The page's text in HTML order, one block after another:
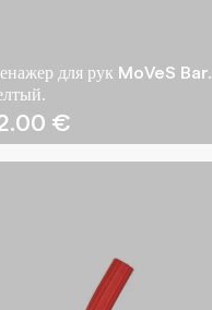
для рук MoVeS Bar.
€